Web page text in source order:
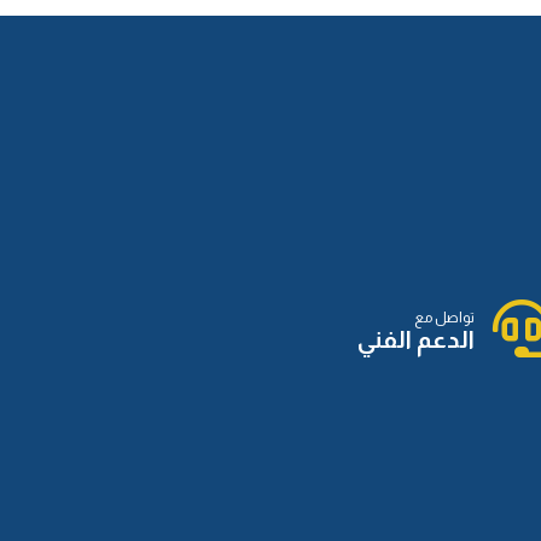
تواصل مع
الدعم الفني